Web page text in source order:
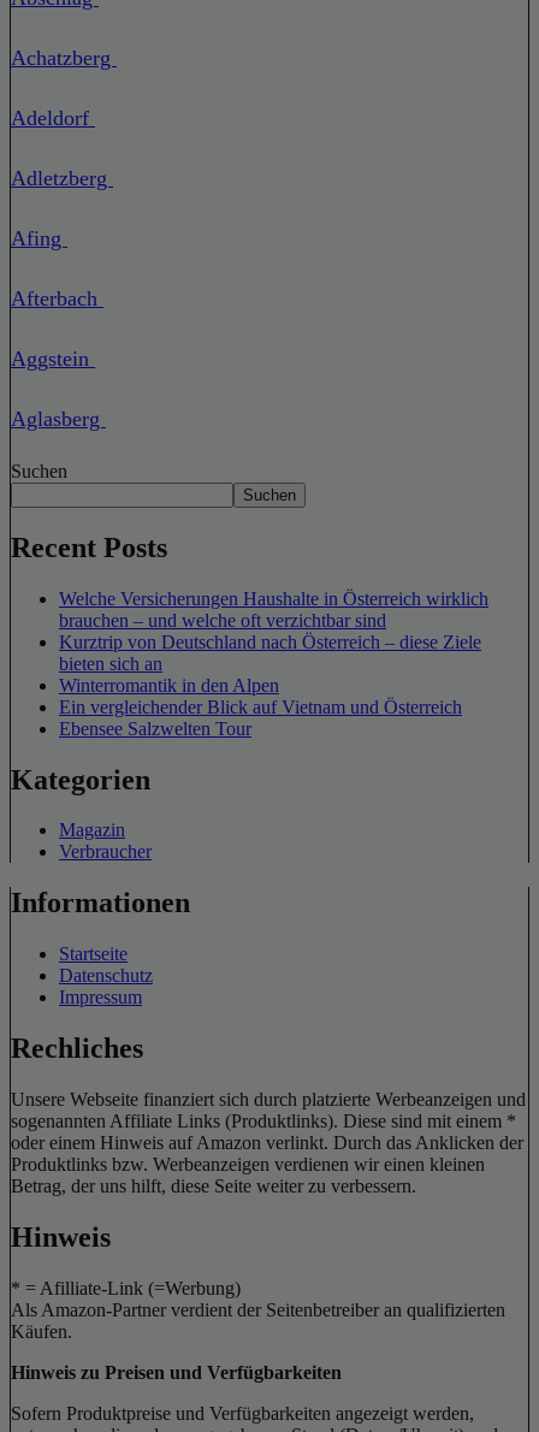
Achatzberg
Adeldorf
Adletzberg
Afing
Afterbach
Aggstein
Aglasberg
Suchen
Suchen
Recent Posts
Welche Versicherungen Haushalte in Österreich wirklich
brauchen – und welche oft verzichtbar sind
Kurztrip von Deutschland nach Österreich – diese Ziele
bieten sich an
Winterromantik in den Alpen
Ein vergleichender Blick auf Vietnam und Österreich
Ebensee Salzwelten Tour
Kategorien
Magazin
Verbraucher
Informationen
Startseite
Datenschutz
Impressum
Rechliches
Unsere Webseite finanziert sich durch platzierte Werbeanzeigen und
sogenannten Affiliate Links (Produktlinks). Diese sind mit einem *
oder einem Hinweis auf Amazon verlinkt. Durch das Anklicken der
Produktlinks bzw. Werbeanzeigen verdienen wir einen kleinen
Betrag, der uns hilft, diese Seite weiter zu verbessern.
Hinweis
* = Afilliate-Link (=Werbung)
Als Amazon-Partner verdient der Seitenbetreiber an qualifizierten
Käufen.
Hinweis zu Preisen und Verfügbarkeiten
Sofern Produktpreise und Verfügbarkeiten angezeigt werden,